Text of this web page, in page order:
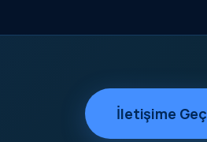
İletişime Geç